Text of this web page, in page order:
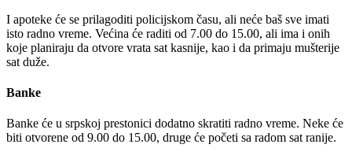
I apoteke će se prilagoditi policijskom času, ali neće baš sve imati
isto radno vreme. Većina će raditi od 7.00 do 15.00, ali ima i onih
koje planiraju da otvore vrata sat kasnije, kao i da primaju mušterije
sat duže.
Banke
Banke će u srpskoj prestonici dodatno skratiti radno vreme. Neke će
biti otvorene od 9.00 do 15.00, druge će početi sa radom sat ranije.